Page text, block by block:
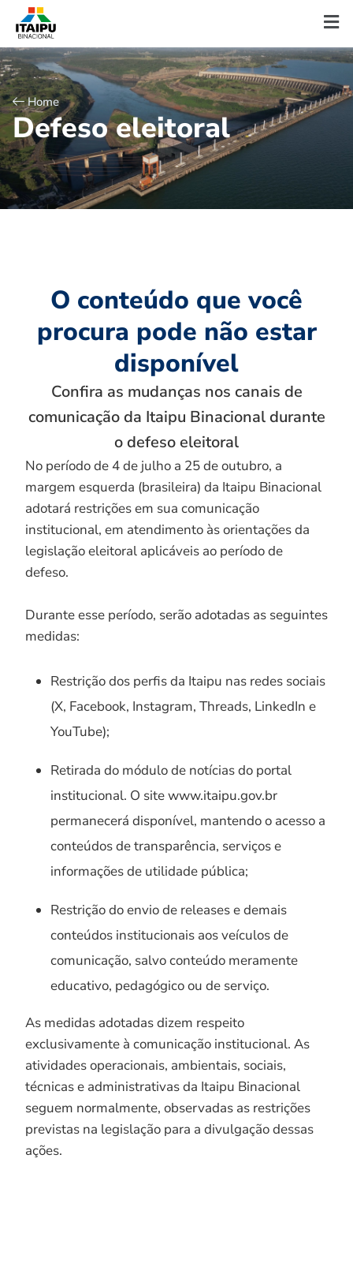
Home
Defeso eleitoral
O conteúdo que você
procura pode não estar
disponível
Confira as mudanças nos canais de
comunicação da Itaipu Binacional durante
o defeso eleitoral
No período de 4 de julho a 25 de outubro, a
margem esquerda (brasileira) da Itaipu Binacional
adotará restrições em sua comunicação
institucional, em atendimento às orientações da
legislação eleitoral aplicáveis ao período de
defeso.
Durante esse período, serão adotadas as seguintes
medidas:
Restrição dos perfis da Itaipu nas redes sociais
(X, Facebook, Instagram, Threads, LinkedIn e
YouTube);
Retirada do módulo de notícias do portal
institucional. O site www.itaipu.gov.br
permanecerá disponível, mantendo o acesso a
conteúdos de transparência, serviços e
informações de utilidade pública;
Restrição do envio de releases e demais
conteúdos institucionais aos veículos de
comunicação, salvo conteúdo meramente
educativo, pedagógico ou de serviço.
As medidas adotadas dizem respeito
exclusivamente à comunicação institucional. As
atividades operacionais, ambientais, sociais,
técnicas e administrativas da Itaipu Binacional
seguem normalmente, observadas as restrições
previstas na legislação para a divulgação dessas
ações.